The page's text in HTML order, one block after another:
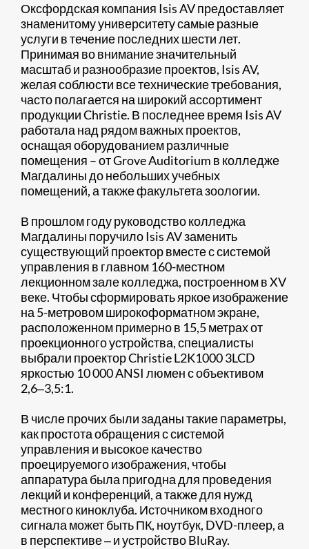
Оксфордская компания Isis AV предоставляет
знаменитому университету самые разные
услуги в течение последних шести лет.
Принимая во внимание значительный
масштаб и разнообразие проектов, Isis AV,
желая соблюсти все технические требования,
часто полагается на широкий ассортимент
продукции Christie. В последнее время Isis AV
работала над рядом важных проектов,
оснащая оборудованием различные
помещения – от Grove Auditorium в колледже
Магдалины до небольших учебных
помещений, а также факультета зоологии.
В прошлом году руководство колледжа
Магдалины поручило Isis AV заменить
существующий проектор вместе с системой
управления в главном 160-местном
лекционном зале колледжа, построенном в XV
веке. Чтобы сформировать яркое изображение
на 5-метровом широкоформатном экране,
расположенном примерно в 15,5 метрах от
проекционного устройства, специалисты
выбрали проектор Christie L2K1000 3LCD
яркостью 10 000 ANSI люмен с объективом
2,6‒3,5:1.
В числе прочих были заданы такие параметры,
как простота обращения с системой
управления и высокое качество
проецируемого изображения, чтобы
аппаратура была пригодна для проведения
лекций и конференций, а также для нужд
местного киноклуба. Источником входного
сигнала может быть ПК, ноутбук, DVD-плеер, а
в перспективе ‒ и устройство BluRay.